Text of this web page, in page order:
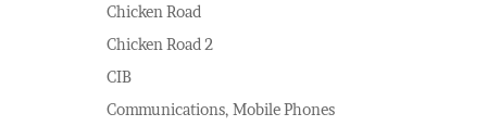
Chicken Road
Chicken Road 2
CIB
Communications, Mobile Phones